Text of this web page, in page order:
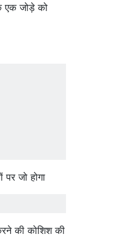
एक जोड़े को
जो होगा
की कोशिश की